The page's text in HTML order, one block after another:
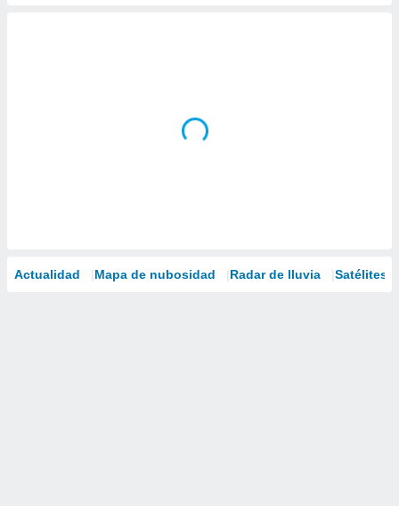
Actualidad Mapa de nubosidad Radar de lluvia Satélites